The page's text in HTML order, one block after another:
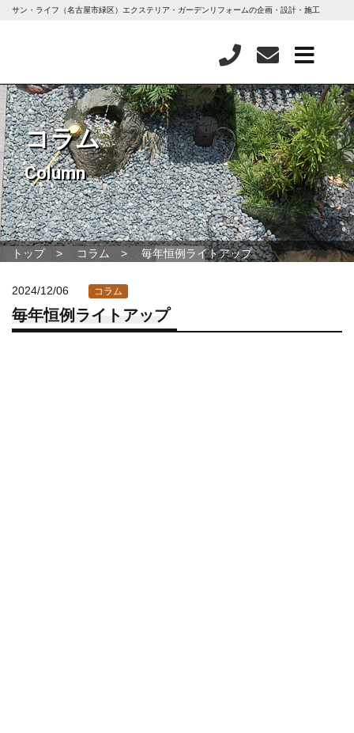
サン・ライフ（名古屋市緑区）エクステリア・ガーデンリフォームの企画・設計・施工
コラム
Column
トップ コラム 毎年恒例ライトアップ
2024/12/06 コラム
毎年恒例ライトアップ